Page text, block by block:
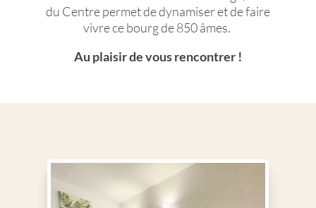
du Centre permet de dynamiser et de faire
vivre ce bourg de 850 âmes.
Au plaisir de vous rencontrer !